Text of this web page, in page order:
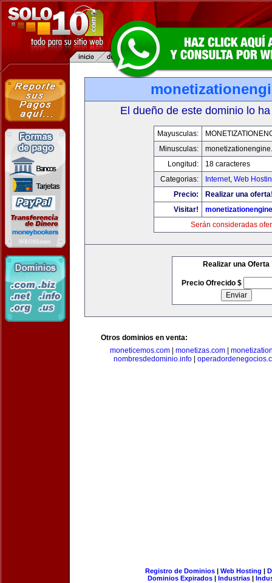
El dueño de este dominio lo
Mayusculas:
Minusculas:
Longitud:
18 caracteres
Categorias:
Internet, Web
Precio:
Realizar una
Visitar!
Serán consideradas
Realizar una Oferta
Precio Ofrecido $
Otros dominios en venta:
moneticemos.com
monetizas.com
nombresdedominio.info|
Registro de Dominios| Web Hosting |
Dominios Expirados | Industrias |